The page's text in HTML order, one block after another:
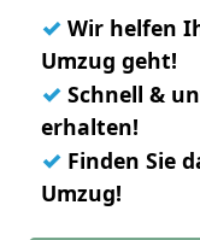
✓ Wir helfen
Umzug geht!
✓ Schnell &
erhalten!
✓ Finden Sie
Umzug!